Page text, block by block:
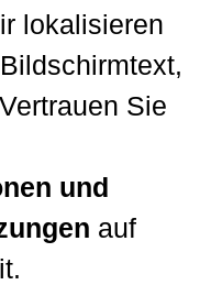
lokalisieren
Sie
und
auf